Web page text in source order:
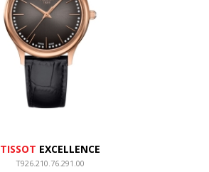
TISSOT EXCELLENCE
T926.210.76.291.00